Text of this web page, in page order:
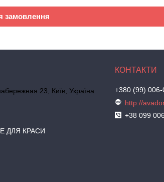
замовлення
23, Київ, Україна
ДЛЯ КРАСИ
+380 (99) 006-
http://
+38 099